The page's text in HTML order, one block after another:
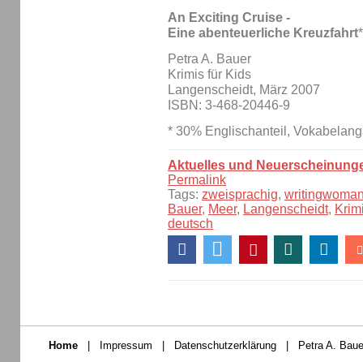
An Exciting Cruise -
Eine abenteuerliche Kreuzfahrt*
Petra A. Bauer
Krimis für Kids
Langenscheidt, März 2007
ISBN: 3-468-20446-9
* 30% Englischanteil,
Aktuelles und
Permalink
Tags: zweisprachig,
Bauer, Meer, Langenscheidt,
deutsch
Home Impressum Datenschutzerklärung Petra A.